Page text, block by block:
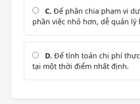
C. Để phân chia phạm vi
phần việc nhỏ hơn, dễ quản lý
D. Để tính toán chi phí
tại một thời điểm nhất định.